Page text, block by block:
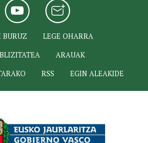
BURUZ
LEGE OHARRA
ARAUAK
RSS EGIN ALEAKIDE